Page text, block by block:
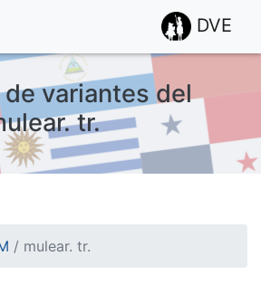
DVE
variantes del
tr.
/ mulear. tr.